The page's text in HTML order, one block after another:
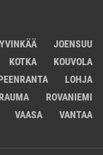
JOENSUU
KOTKA
KOUVOLA
LOHJA
ROVANIEMI
VAASA VANTAA